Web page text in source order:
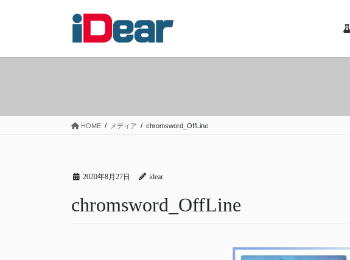
HOME メディア chromsword_OffLine
2020年8月27日 idear
chromsword_OffLine